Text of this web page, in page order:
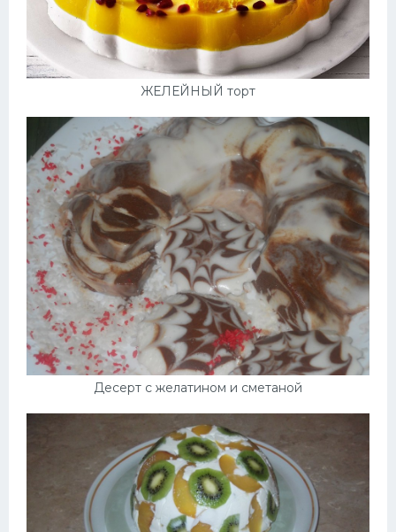
ЖЕЛЕЙНЫЙ торт
Десерт с желатином и сметаной